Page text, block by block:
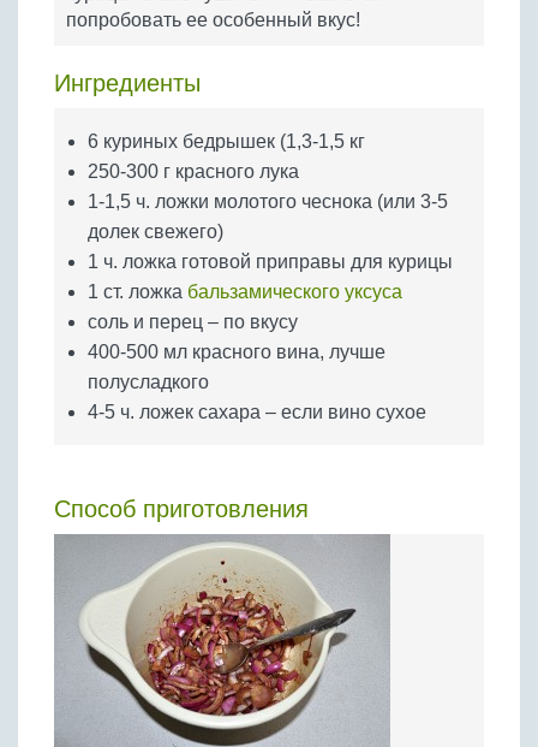
Бобовые
Крупы
попробовать ее особенный вкус!
Ингредиенты
6 куриных бедрышек (1,3-1,5 кг
250-300 г красного лука
1-1,5 ч. ложки молотого чеснока (или 3-5
долек свежего)
1 ч. ложка готовой приправы для курицы
1 ст. ложка бальзамического уксуса
соль и перец – по вкусу
400-500 мл красного вина, лучше
полусладкого
4-5 ч. ложек сахара – если вино сухое
Способ приготовления